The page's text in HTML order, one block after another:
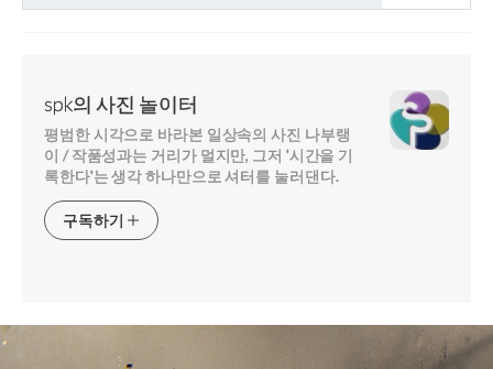
spk의 사진 놀이터
평범한 시각으로 바라본 일상속의 사진 나부랭
이 / 작품성과는 거리가 멀지만, 그저 '시간을 기
록한다'는 생각 하나만으로 셔터를 눌러댄다.
구독하기